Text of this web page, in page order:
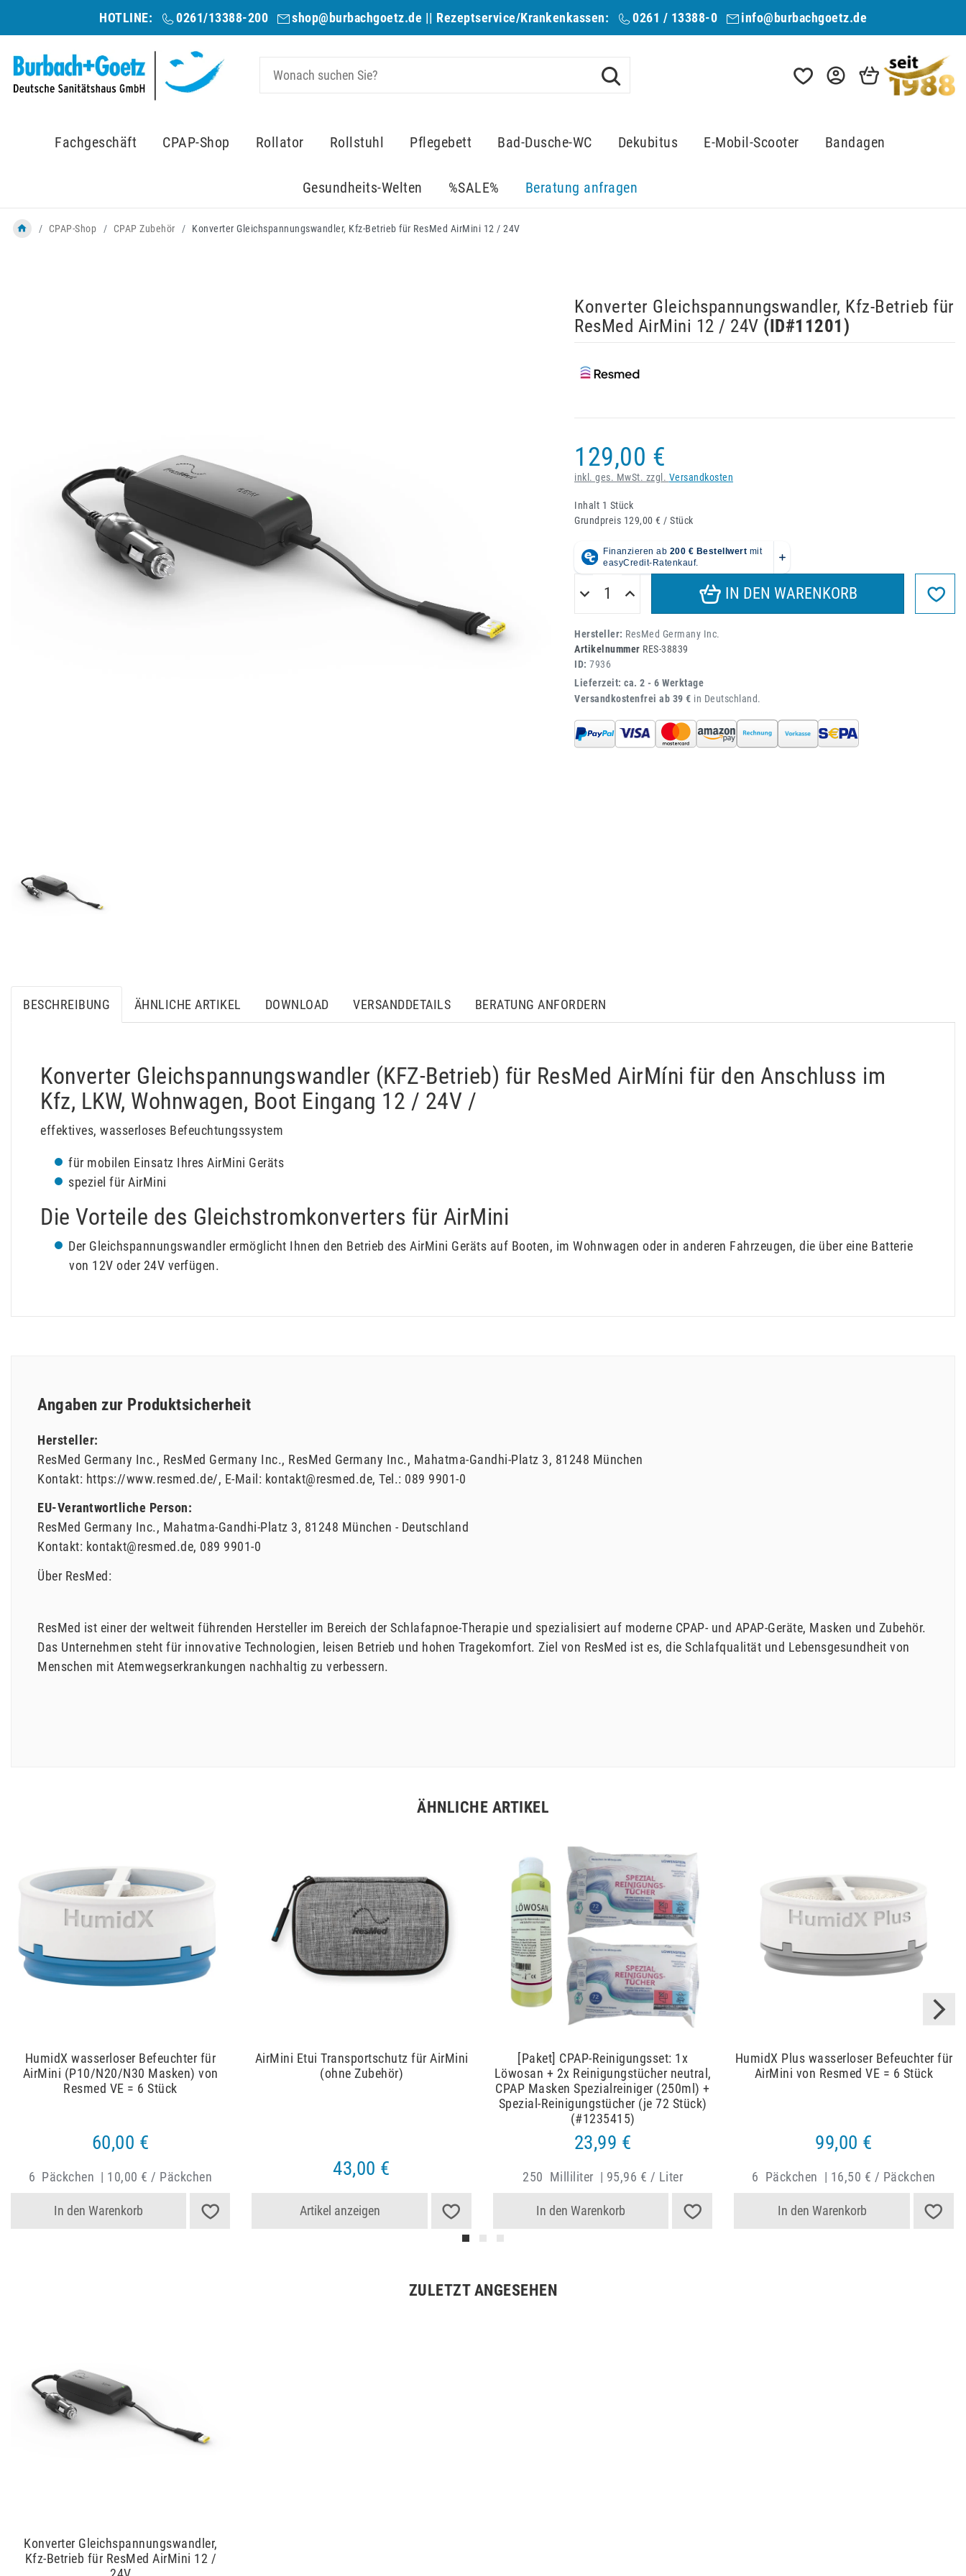
HOTLINE: 0261/13388-200 shop@burbachgoetz.de || Rezeptservice/Krankenkassen: 0261 / 13388-0 info@burbachgoetz.de
Fachgeschäft CPAP-Shop Rollator Rollstuhl Pflegebett Bad-Dusche-WC Dekubitus E-Mobil-Scooter Bandagen
Gesundheits-Welten %SALE% Beratung anfragen
CPAP-Shop CPAP Zubehör Konverter Gleichspannungswandler, Kfz-Betrieb für ResMed AirMini 12 / 24V
Konverter Gleichspannungswandler, Kfz-Betrieb für
ResMed AirMini 12 / 24V (ID#11201)
129,00 €
inkl. ges. MwSt. zzgl. Versandkosten
Inhalt 1 Stück
Grundpreis 129,00 € / Stück
IN DEN WARENKORB
Hersteller: ResMed Germany Inc.
Artikelnummer RES-38839
ID: 7936
Lieferzeit: ca. 2 - 6 Werktage
Versandkostenfrei ab 39 € in Deutschland.
BESCHREIBUNG ÄHNLICHE ARTIKEL DOWNLOAD VERSANDDETAILS BERATUNG ANFORDERN
Konverter Gleichspannungswandler (KFZ-Betrieb) für ResMed AirMíni für den Anschluss im
Kfz, LKW, Wohnwagen, Boot Eingang 12 / 24V /
effektives, wasserloses Befeuchtungssystem
für mobilen Einsatz Ihres AirMini Geräts
speziel für AirMini
Die Vorteile des Gleichstromkonverters für AirMini
Der Gleichspannungswandler ermöglicht Ihnen den Betrieb des AirMini Geräts auf Booten, im Wohnwagen oder in anderen Fahrzeugen, die über eine Batterie
von 12V oder 24V verfügen.
Angaben zur Produktsicherheit
Hersteller:
ResMed Germany Inc. ResMed Germany Inc. ResMed Germany Inc. Mahatma-Gandhi-Platz 3 81248 München
Kontakt: https://www.resmed.de/ E-Mail: kontakt@resmed.de Tel.: 089 9901-0
EU-Verantwortliche Person:
ResMed Germany Inc. Mahatma-Gandhi-Platz 3 81248 München
Deutschland
Kontakt: kontakt@resmed.de 089 9901-0
Über ResMed:
ResMed ist einer der weltweit führenden Hersteller im Bereich der Schlafapnoe-Therapie und spezialisiert auf moderne CPAP- und APAP-Geräte, Masken und Zubehör.
Das Unternehmen steht für innovative Technologien, leisen Betrieb und hohen Tragekomfort. Ziel von ResMed ist es, die Schlafqualität und Lebensgesundheit von
Menschen mit Atemwegserkrankungen nachhaltig zu verbessern.
ÄHNLICHE ARTIKEL
HumidX wasserloser Befeuchter für
AirMini (P10/N20/N30 Masken) von
Resmed VE = 6 Stück
60,00 €
6 Päckchen | 10,00 € / Päckchen
In den Warenkorb
AirMini Etui Transportschutz für AirMini
(ohne Zubehör)
43,00 €
Artikel anzeigen
[Paket] CPAP-Reinigungsset: 1x
Löwosan + 2x Reinigungstücher neutral,
CPAP Masken Spezialreiniger (250ml) +
Spezial-Reinigungstücher (je 72 Stück)
(#1235415)
23,99 €
250 Milliliter | 95,96 € / Liter
In den Warenkorb
HumidX Plus wasserloser Befeuchter für
AirMini von Resmed VE = 6 Stück
99,00 €
6 Päckchen | 16,50 € / Päckchen
In den Warenkorb
ZULETZT ANGESEHEN
Konverter Gleichspannungswandler,
Kfz-Betrieb für ResMed AirMini 12 /